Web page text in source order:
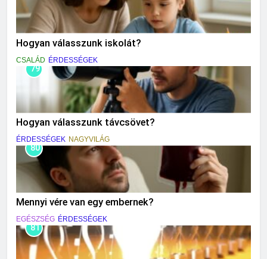
Hogyan válasszunk iskolát?
CSALÁD ÉRDESSÉGEK
79
Hogyan válasszunk távcsövet?
ÉRDESSÉGEK NAGYVILÁG
80
Mennyi vére van egy embernek?
EGÉSZSÉG ÉRDESSÉGEK
81